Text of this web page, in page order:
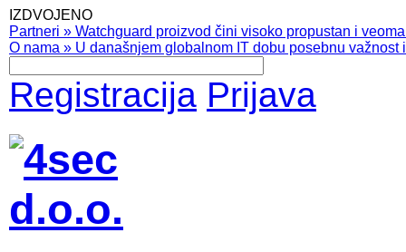
IZDVOJENO
Partneri » Watchguard proizvod čini visoko propustan i
O nama » U današnjem globalnom IT dobu posebnu
Registracija Prijava